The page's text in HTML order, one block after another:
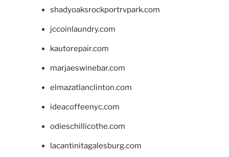
shadyoaksrockportrvpark.com
jccoinlaundry.com
kautorepair.com
marjaeswinebar.com
elmazatlanclinton.com
ideacoffeenyc.com
odieschillicothe.com
lacantinitagalesburg.com